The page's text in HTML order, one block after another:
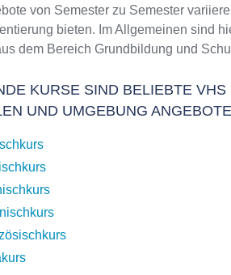
von Semester zu Semester
bieten. Im Allgemeinen sind
dem Bereich Grundbildung und
KURSE SIND BELIEBTE
UND UMGEBUNG